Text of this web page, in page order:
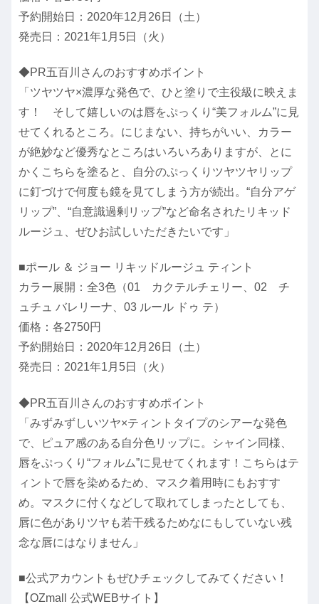
予約開始日：2020年12月26日（土）
発売日：2021年1月5日（火）
◆PR五百川さんのおすすめポイント
「ツヤツヤ×濃厚な発色で、ひと塗りで主役級に映えま
す！ そして嬉しいのは唇をぷっくり“美フォルム”に見
せてくれるところ。にじまない、持ちがいい、カラー
が絶妙など優秀なところはいろいろありますが、とに
かくこちらを塗ると、自分のぷっくりツヤツヤリップ
に釘づけで何度も鏡を見てしまう方が続出。“自分アゲ
リップ”、“自意識過剰リップ”など命名されたリキッド
ルージュ、ぜひお試しいただきたいです」
■ポール ＆ ジョー リキッドルージュ ティント
カラー展開：全3色（01 カクテルチェリー、02 チ
ュチュ バレリーナ、03 ルール ドゥ テ）
価格：各2750円
予約開始日：2020年12月26日（土）
発売日：2021年1月5日（火）
◆PR五百川さんのおすすめポイント
「みずみずしいツヤ×ティントタイプのシアーな発色
で、ピュア感のある自分色リップに。シャイン同様、
唇をぷっくり“フォルム”に見せてくれます！こちらはテ
ィントで唇を染めるため、マスク着用時にもおすす
め。マスクに付くなどして取れてしまったとしても、
唇に色がありツヤも若干残るためなにもしていない残
念な唇にはなりません」
■公式アカウントもぜひチェックしてみてください！
【OZmall 公式WEBサイト】